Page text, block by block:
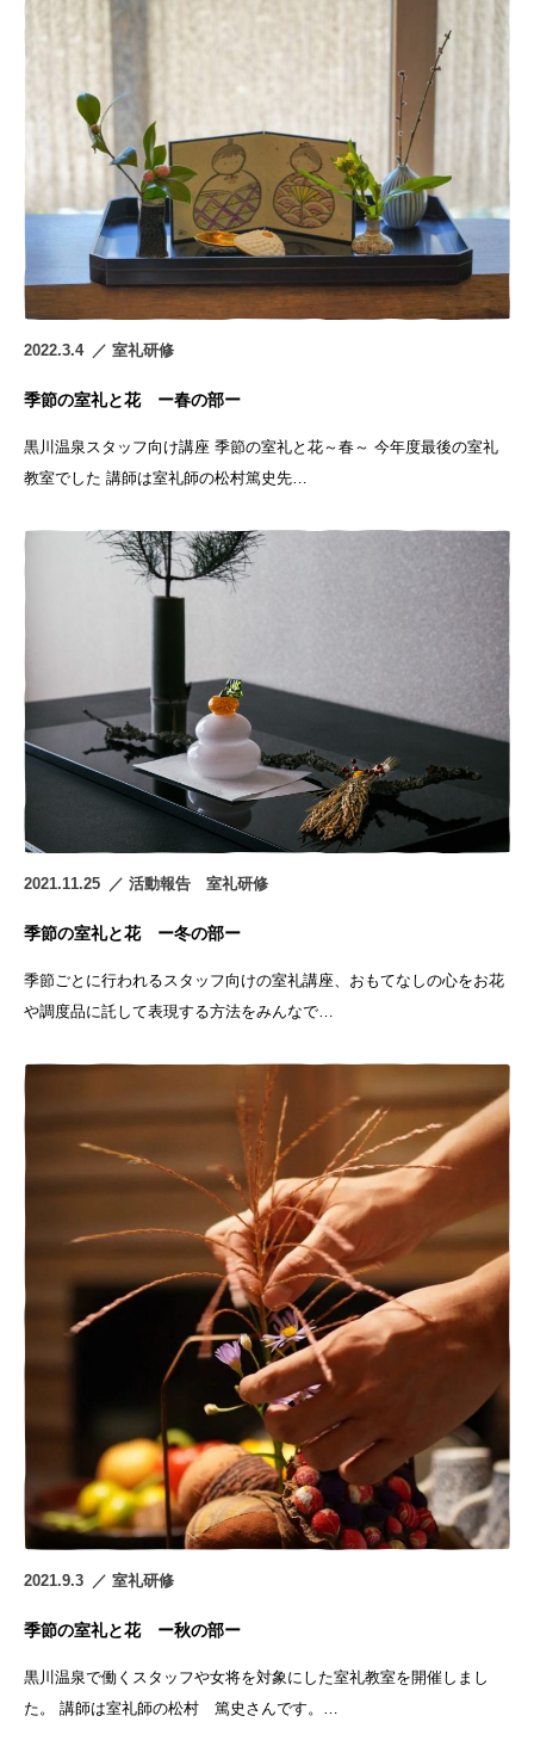
2022.3.4 室礼研修
季節の室礼と花 ー春の部ー
黒川温泉スタッフ向け講座 季節の室礼と花～春～ 今年度最後の室礼
教室でした 講師は室礼師の松村篤史先…
2021.11.25 活動報告 室礼研修
季節の室礼と花 ー冬の部ー
季節ごとに行われるスタッフ向けの室礼講座、おもてなしの心をお花
や調度品に託して表現する方法をみんなで…
2021.9.3 室礼研修
季節の室礼と花 ー秋の部ー
黒川温泉で働くスタッフや女将を対象にした室礼教室を開催しまし
た。 講師は室礼師の松村 篤史さんです。…